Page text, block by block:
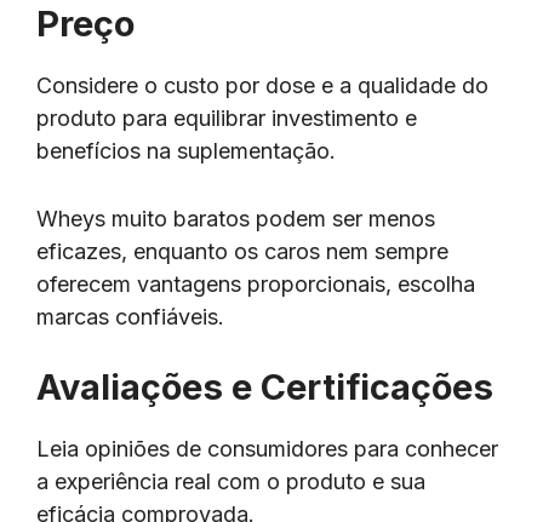
Preço
Considere o custo por dose e a qualidade do
produto para equilibrar investimento e
benefícios na suplementação.
Wheys muito baratos podem ser menos
eficazes, enquanto os caros nem sempre
oferecem vantagens proporcionais, escolha
marcas confiáveis.
Avaliações e Certificações
Leia opiniões de consumidores para conhecer
a experiência real com o produto e sua
eficácia comprovada.